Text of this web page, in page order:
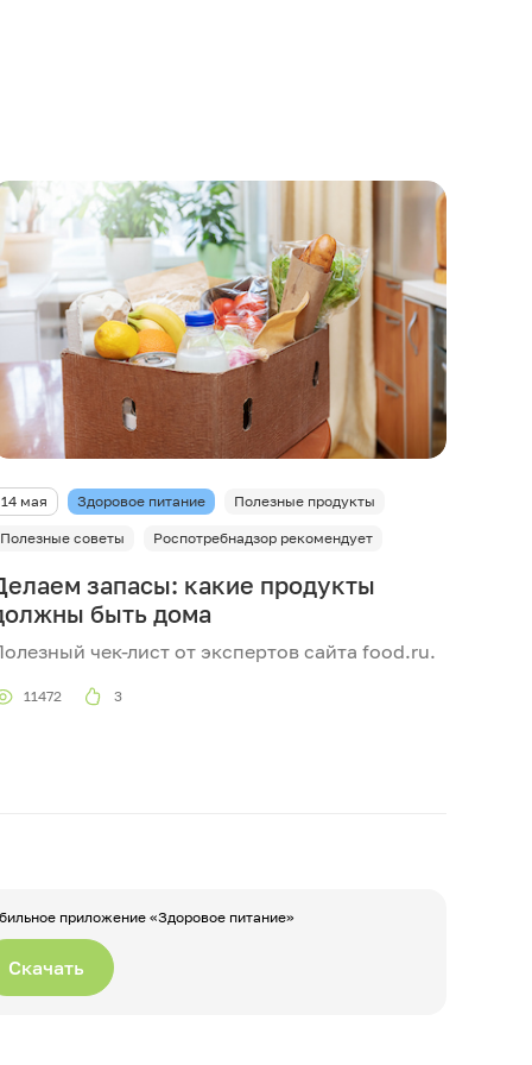
14 мая Здоровое питание Полезные продукты
Полезные советы Роспотребнадзор рекомендует
запасы: какие продукты
быть дома
чек-лист от экспертов сайта food.ru.
11472 3
приложение «Здоровое питание»
Скачать